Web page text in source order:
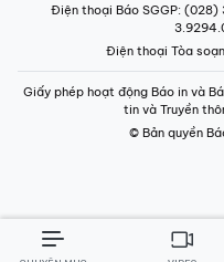
Điện thoại Báo SGGP: (028)
Điện thoại Tòa
Giấy phép hoạt động Báo in và
tin và Truyền
© Bản quyền